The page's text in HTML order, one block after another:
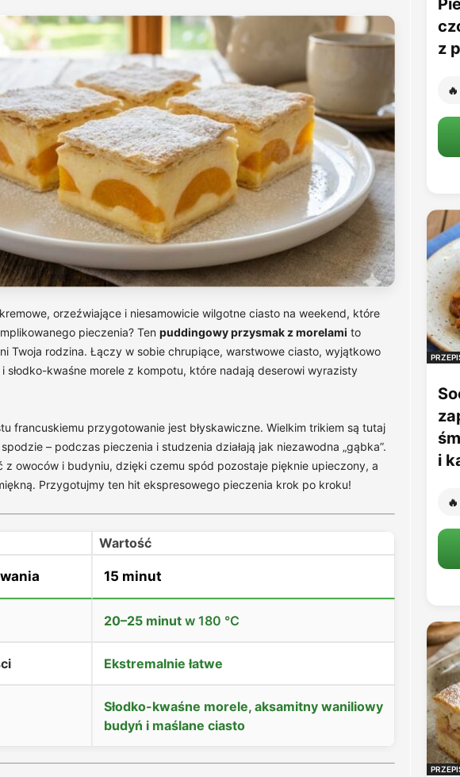
orzeźwiające i niesamowicie wilgotne ciasto na weekend, które
pieczenia? Ten puddingowy przysmak z morelami to
Twoja rodzina. Łączy w sobie chrupiące, warstwowe ciasto, wyjątkowo
słodko-kwaśne morele z kompotu, które nadają deserowi wyrazisty
francuskiemu przygotowanie jest błyskawiczne. Wielkim trikiem są tutaj
– podczas pieczenia i studzenia działają jak niezawodna „gąbka”.
z owoców i budyniu, dzięki czemu spód pozostaje pięknie upieczony, a
Przygotujmy ten hit ekspresowego pieczenia krok po kroku!
Wartość
15 minut
20–25 minutw 180 °C
Ekstremalnie łatwe
Słodko-kwaśne morele, aksamitny waniliowy
budyń i maślane ciasto
z
i